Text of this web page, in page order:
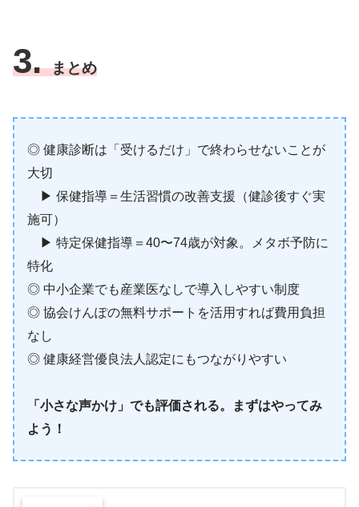
3.まとめ
◎ 健康診断は「受けるだけ」で終わらせないことが
大切
▶︎ 保健指導＝生活習慣の改善支援（健診後すぐ実
施可）
▶︎ 特定保健指導＝40〜74歳が対象。メタボ予防に
特化
◎ 中小企業でも産業医なしで導入しやすい制度
◎ 協会けんぽの無料サポートを活用すれば費用負担
なし
◎ 健康経営優良法人認定にもつながりやすい
「小さな声かけ」でも評価される。まずはやってみ
よう！